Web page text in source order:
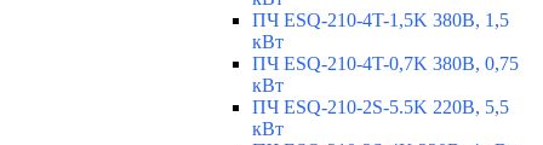
ПЧ ESQ-210-4T-1,5K 380В, 1,5
кВт
ПЧ ESQ-210-4T-0,7K 380В, 0,75
кВт
ПЧ ESQ-210-2S-5.5K 220В, 5,5
кВт